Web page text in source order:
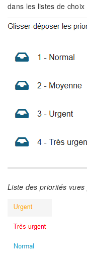
dans les listes de choix
Liste des priorités